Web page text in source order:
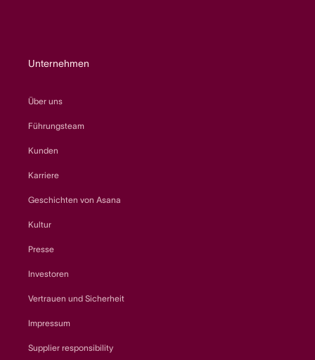
Unternehmen
Über uns
Führungsteam
Kunden
Karriere
Geschichten von Asana
Kultur
Presse
Investoren
Vertrauen und Sicherheit
Impressum
Supplier responsibility